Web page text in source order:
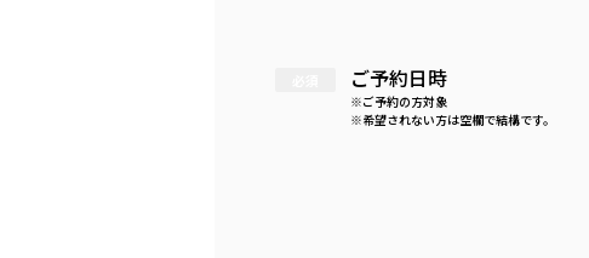
ご予約日時
※ご予約の方対象
※希望されない方は空欄で結構です。